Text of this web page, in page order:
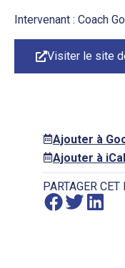
Intervenant : Coach
Visiter le site
Ajouter à
Ajouter à iCal
PARTAGER